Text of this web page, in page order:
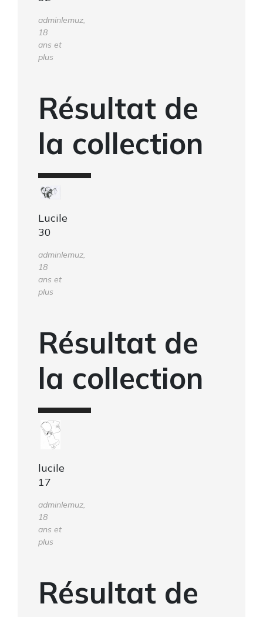
adminlemuz,
18
ans et
plus
Résultat de
la collection
Lucile
30
adminlemuz,
18
ans et
plus
Résultat de
la collection
lucile
17
adminlemuz,
18
ans et
plus
Résultat de